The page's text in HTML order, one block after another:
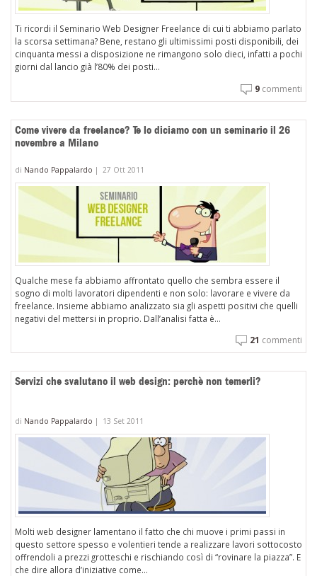
Ti ricordi il Seminario Web Designer Freelance di cui ti abbiamo parlato
la scorsa settimana? Bene, restano gli ultimissimi posti disponibili, dei
cinquanta messi a disposizione ne rimangono solo dieci, infatti a pochi
giorni dal lancio già l’80% dei posti...
9 commenti
Come vivere da freelance? Te lo diciamo con un seminario il 26
novembre a Milano
di Nando Pappalardo | 27 Ott 2011
Qualche mese fa abbiamo affrontato quello che sembra essere il
sogno di molti lavoratori dipendenti e non solo: lavorare e vivere da
freelance. Insieme abbiamo analizzato sia gli aspetti positivi che quelli
negativi del mettersi in proprio. Dall’analisi fatta è...
21 commenti
Servizi che svalutano il web design: perchè non temerli?
di Nando Pappalardo | 13 Set 2011
Molti web designer lamentano il fatto che chi muove i primi passi in
questo settore spesso e volentieri tende a realizzare lavori sottocosto
offrendoli a prezzi grotteschi e rischiando così di “rovinare la piazza”. E
che dire allora d’iniziative come...